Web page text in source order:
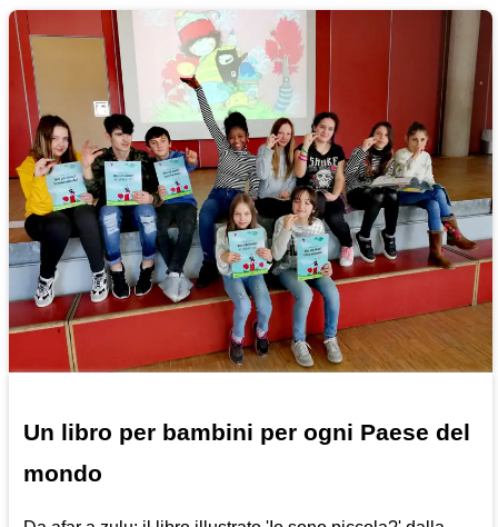
Un libro per bambini per ogni Paese del
mondo